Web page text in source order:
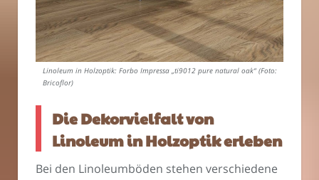
Linoleum in Holzoptik: Forbo Impressa „ti9012 pure natural oak“ (Foto:
Bricoflor)
Die Dekorvielfalt von
Linoleum in Holzoptik erleben
Bei den Linoleumböden stehen verschiedene